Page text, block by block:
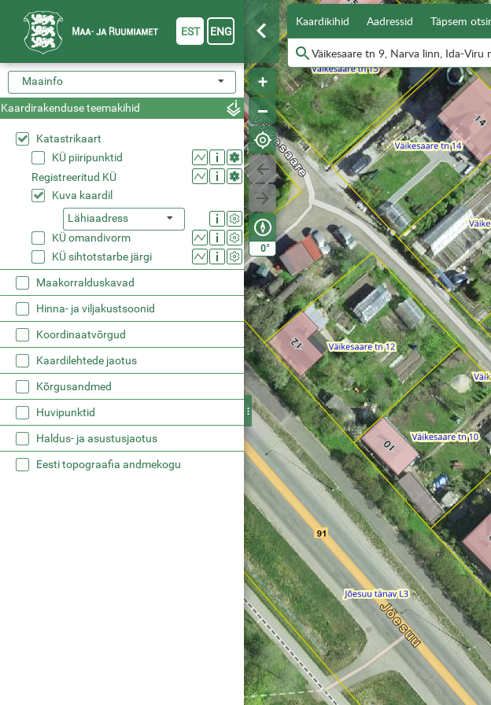
0°
Kaardikihid Aadressid Täpsem
Maainfo
Kaardirakenduse teemakihid
Katastrikaart
KÜ piiripunktid
Registreeritud KÜ
Kuva kaardil
Lähiaadress
KÜ omandivorm
KÜ sihtotstarbe järgi
Maakorralduskavad
Hinna- ja viljakustsoonid
Koordinaatvõrgud
Kaardilehtede jaotus
Kõrgusandmed
Huvipunktid
Haldus- ja asustusjaotus
Eesti topograafia andmekogu
EST ENG